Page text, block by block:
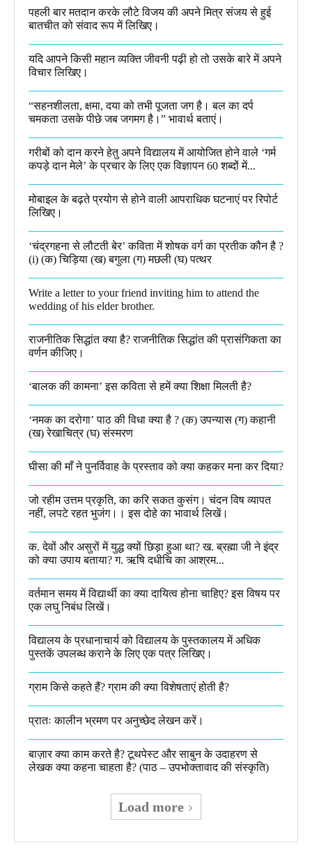
पहली बार मतदान करके लौटे विजय की अपने मित्र संजय से हुई
बातचीत को संवाद रूप में लिखिए।
यदि आपने किसी महान व्यक्ति जीवनी पढ़ी हो तो उसके बारे में अपने
विचार लिखिए।
“सहनशीलता, क्षमा, दया को तभी पूजता जग है। बल का दर्प
चमकता उसके पीछे जब जगमग है।”​ भावार्थ बताएं।
गरीबों को दान करने हेतु अपने विद्यालय में आयोजित होने वाले ‘गर्म
कपड़े दान मेले’ के प्रचार के लिए एक विज्ञापन 60 शब्दों में...
मोबाइल के बढ़ते प्रयोग से होने वाली आपराधिक घटनाएं पर रिपोर्ट
लिखिए।
‘चंद्रगहना से लौटती बेर’ कविता में शोषक वर्ग का प्रतीक कौन है ?
(i) (क) चिड़िया (ख) बगुला (ग) मछली (घ) पत्थर
Write a letter to your friend inviting him to attend the
wedding of his elder brother.
राजनीतिक सिद्धांत क्या है? राजनीतिक सिद्धांत की प्रासंगिकता का
वर्णन कीजिए।
‘बालक की कामना’ इस कविता से हमें क्या शिक्षा मिलती है?
‘नमक का दरोगा’ पाठ की विधा क्या है ? (क) उपन्यास (ग) कहानी
(ख) रेखाचित्र (घ) संस्मरण​
घीसा की माँ ने पुनर्विवाह के प्रस्ताव को क्या कहकर मना कर दिया?
जो रहीम उत्तम प्रकृति, का करि सकत कुसंग। चंदन विष व्यापत
नहीं, लपटे रहत भुजंग।। इस दोहे का भावार्थ लिखें।
क. देवों और असुरों में युद्ध क्यों छिड़ा हुआ था? ख. ब्रह्मा जी ने इंद्र
को क्या उपाय बताया? ग. ऋषि दधीचि का आश्रम...
वर्तमान समय में विद्यार्थी का क्या दायित्व होना चाहिए? इस विषय पर
एक लघु निबंध लिखें।
विद्यालय के प्रधानाचार्य को विद्यालय के पुस्तकालय में अधिक
पुस्तकें उपलब्ध कराने के लिए एक पत्र लिखिए।
ग्राम किसे कहते हैं? ग्राम की क्या विशेषताएं होती है?​
प्रातः कालीन भ्रमण पर अनुच्छेद लेखन करें।
बाज़ार क्या काम करते है? टूथपेस्ट और साबुन के उदाहरण से
लेखक क्या कहना चाहता है? (पाठ – उपभोक्तावाद की संस्कृति)
Load more